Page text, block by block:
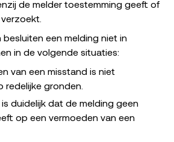
de melder toestemming geeft of
verzoekt.
besluiten een melding niet in
in de volgende situaties:
van een misstand is niet
redelijke gronden.
duidelijk dat de melding geen
op een vermoeden van een